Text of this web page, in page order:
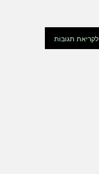
לקריאת תגובות